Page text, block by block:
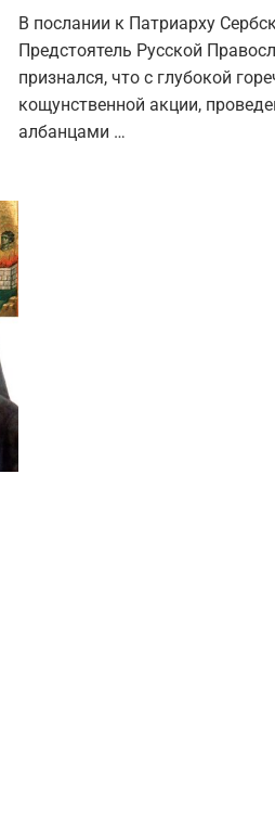
В послании к Патриарху
Предстоятель Русской
признался, что с глубокой
кощунственной акции,
албанцами …